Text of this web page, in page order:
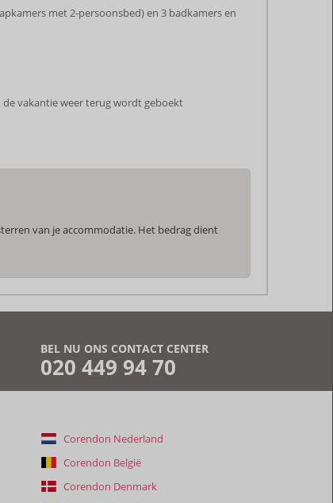
met 2-persoonsbed) en 3 badkamers en
de vakantie weer terug wordt geboekt
van je accommodatie. Het bedrag dient
BEL NU ONS CONTACT CENTER
020 449 94 70
Corendon Nederland
Corendon België
Corendon Denmark